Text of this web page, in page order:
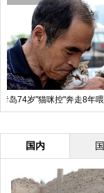
黑龙江高速档案馆形似
国内